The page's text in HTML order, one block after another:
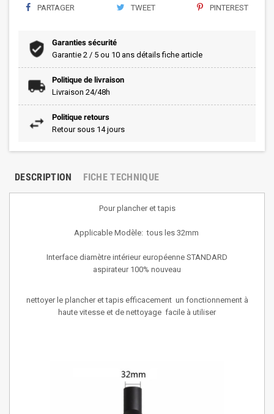
PARTAGER TWEET PINTEREST
Garanties sécurité
Garantie 2 / 5 ou 10 ans détails fiche article
Politique de livraison
Livraison 24/48h
Politique retours
Retour sous 14 jours
DESCRIPTION FICHE TECHNIQUE
Pour plancher et tapis
Applicable Modèle: tous les 32mm
Interface diamètre intérieur européenne STANDARD
aspirateur 100% nouveau
nettoyer le plancher et tapis efficacement un fonctionnement à
haute vitesse et de nettoyage facile à utiliser